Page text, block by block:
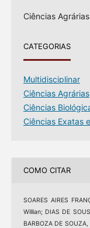
Ciências Agrárias
CATEGORIAS
Multidisciplinar
Ciências Agrárias
Ciências
Ciências Exatas
COMO CITAR
SOARES AIRES
Willian; DIAS DE
BARBOZA DE